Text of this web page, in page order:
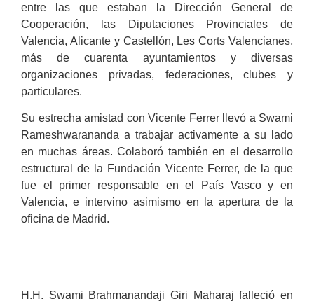
entre las que estaban la Dirección General de
Cooperación, las Diputaciones Provinciales de
Valencia, Alicante y Castellón, Les Corts Valencianes,
más de cuarenta ayuntamientos y diversas
organizaciones privadas, federaciones, clubes y
particulares.
Su estrecha amistad con Vicente Ferrer llevó a Swami
Rameshwarananda a trabajar activamente a su lado
en muchas áreas. Colaboró también en el desarrollo
estructural de la Fundación Vicente Ferrer, de la que
fue el primer responsable en el País Vasco y en
Valencia, e intervino asimismo en la apertura de la
oficina de Madrid.
H.H. Swami Brahmanandaji Giri Maharaj falleció en